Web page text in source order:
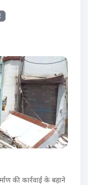
की कार्रवाई के बहाने